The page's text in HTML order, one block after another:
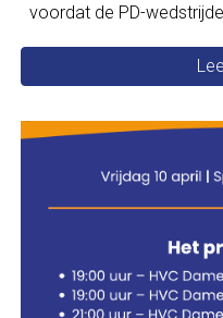
voordat de PD-